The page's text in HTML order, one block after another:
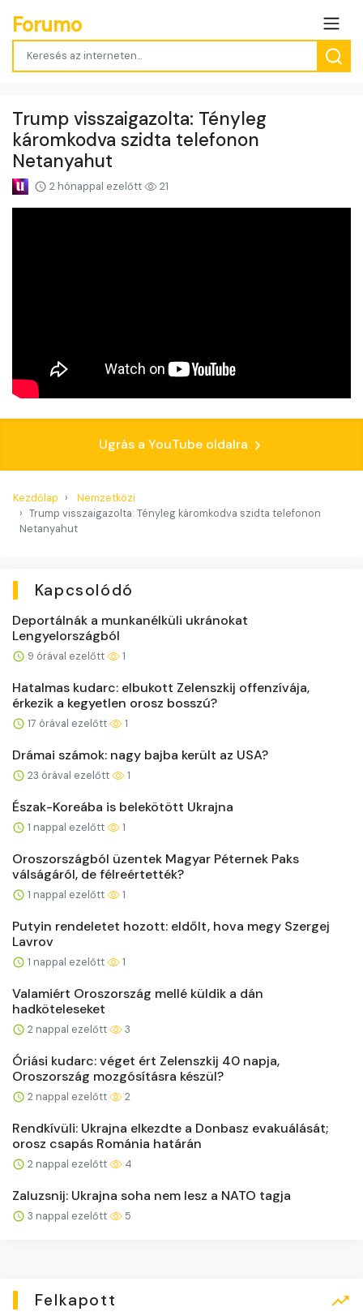
Forumo
Trump visszaigazolta: Tényleg
káromkodva szidta telefonon
Netanyahut
2 hónappal ezelőtt 21
Ugrás a YouTube oldalra
Kezdőlap
Nemzetközi
Trump visszaigazolta: Tényleg káromkodva szidta telefonon
Netanyahut
Kapcsolódó
Deportálnák a munkanélküli ukránokat
Lengyelországból
9 órával ezelőtt 1
Hatalmas kudarc: elbukott Zelenszkij offenzívája,
érkezik a kegyetlen orosz bosszú?
17 órával ezelőtt 1
Drámai számok: nagy bajba került az USA?
23 órával ezelőtt 1
Észak-Koreába is belekötött Ukrajna
1 nappal ezelőtt 1
Oroszországból üzentek Magyar Péternek Paks
válságáról, de félreértették?
1 nappal ezelőtt 1
Putyin rendeletet hozott: eldőlt, hova megy Szergej
Lavrov
1 nappal ezelőtt 1
Valamiért Oroszország mellé küldik a dán
hadköteleseket
2 nappal ezelőtt 3
Óriási kudarc: véget ért Zelenszkij 40 napja,
Oroszország mozgósításra készül?
2 nappal ezelőtt 2
Rendkívüli: Ukrajna elkezdte a Donbasz evakuálását;
orosz csapás Románia határán
2 nappal ezelőtt 4
Zaluzsnij: Ukrajna soha nem lesz a NATO tagja
3 nappal ezelőtt 5
Felkapott